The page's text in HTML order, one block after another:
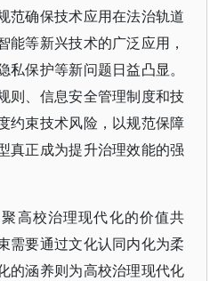
范确保技术应用在法治轨道
能等新兴技术的广泛应用，
保护等新问题日益凸显。
则、信息安全管理制度和技
约束技术风险，以规范保障
真正成为提升治理效能的强
高校治理现代化的价值共
需要通过文化认同内化为柔
的涵养则为高校治理现代化